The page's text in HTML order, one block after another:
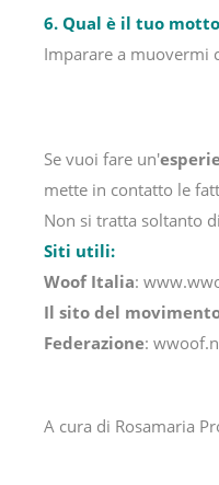
6. Qual è il tuo
Imparare a muovermi
Se vuoi fare un'
mette in contatto le
Non si tratta soltanto
Siti utili:
Woof Italia:
Il sito del
Federazione:
A cura di Rosamaria